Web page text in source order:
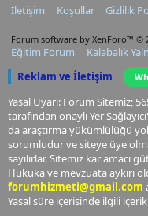
İletişim
Koşullar Gizlilik
Forum software by XenForo™ ©
Eğitim Forum
Kalabalık
Reklam ve İletişim
Yasal Uyarı: Forum Sitemiz;
tarafından onaylı Yer
da araştırma yükümlülüğü
sorumludur ve siteye üye
sayılırlar. Sitemiz kar amacı
Hukuka ve mevzuata aykırı
forumhizmeti@gmail.com
Yasal süre içerisinde ilgili